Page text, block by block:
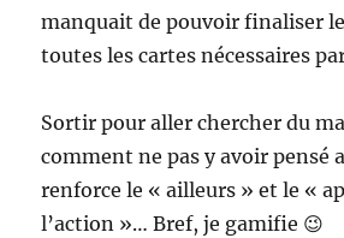
manquait de pouvoir finaliser
toutes les cartes nécessaires
Sortir pour aller chercher du
comment ne pas y avoir pensé
renforce le « ailleurs » et le «
l’action »… Bref, je gamifie 😉